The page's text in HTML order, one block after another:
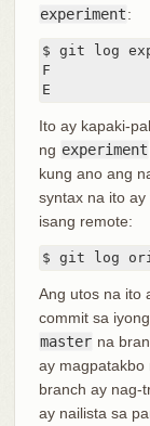
experiment:
$ git log
F
E
Ito ay kapaki-
ng experiment
kung ano ang
syntax na ito
isang remote:
$ git log
Ang utos na ito
commit sa
master na
ay magpatakbo
branch ay nag-
ay nailista sa